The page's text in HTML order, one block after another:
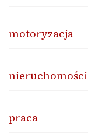
motoryzacja
nieruchomości
praca